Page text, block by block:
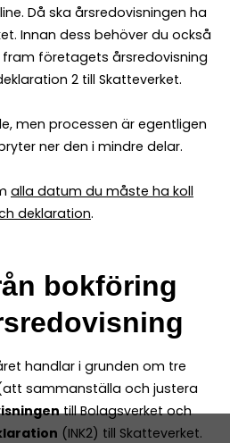
Då ska årsredovisningen ha
Innan dess behöver du också
företagets årsredovisning
2 till Skatteverket.
men processen är egentligen
ner den i mindre delar.
alla datum du måste ha koll
deklaration.
bokföring
handlar i grunden om tre
sammanställa och justera
till Bolagsverket och
(INK2) till Skatteverket.